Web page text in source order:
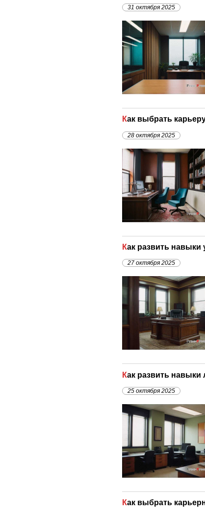
31 октября 2025
Как выбрать
28 октября 2025
Как развить
27 октября 2025
Как развить
25 октября 2025
Как выбрать